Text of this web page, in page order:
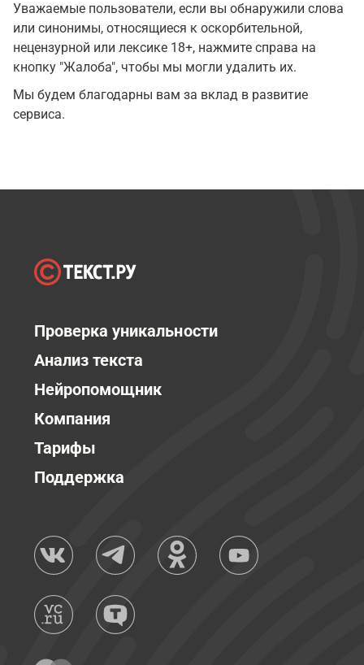
Уважаемые пользователи, если вы обнаружили слова
или синонимы, относящиеся к оскорбительной,
нецензурной или лексике 18+, нажмите справа на
кнопку "Жалоба", чтобы мы могли удалить их.
Мы будем благодарны вам за вклад в развитие
сервиса.
Проверка уникальности
Анализ текста
Нейропомощник
Компания
Тарифы
Поддержка